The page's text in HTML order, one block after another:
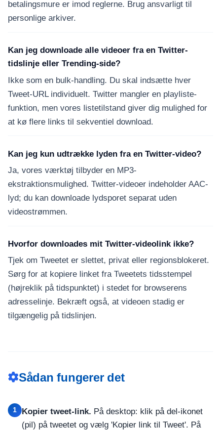
betalingsmure er imod reglerne. Brug ansvarligt til
personlige arkiver.
Kan jeg downloade alle videoer fra en Twitter-
tidslinje eller Trending-side?
Ikke som en bulk-handling. Du skal indsætte hver
Tweet-URL individuelt. Twitter mangler en playliste-
funktion, men vores listetilstand giver dig mulighed for
at kø flere links til sekventiel download.
Kan jeg kun udtrække lyden fra en Twitter-video?
Ja, vores værktøj tilbyder en MP3-
ekstraktionsmulighed. Twitter-videoer indeholder AAC-
lyd; du kan downloade lydsporet separat uden
videostrømmen.
Hvorfor downloades mit Twitter-videolink ikke?
Tjek om Tweetet er slettet, privat eller regionsblokeret.
Sørg for at kopiere linket fra Tweetets tidsstempel
(højreklik på tidspunktet) i stedet for browserens
adresselinje. Bekræft også, at videoen stadig er
tilgængelig på tidslinjen.
Sådan fungerer det
1 Kopier tweet-link. På desktop: klik på del-ikonet
(pil) på tweetet og vælg 'Kopier link til Tweet'. På